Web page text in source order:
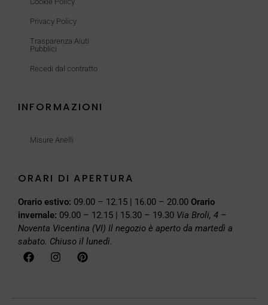
Privacy Policy
Trasparenza Aiuti
Pubblici
Recedi dal contratto
INFORMAZIONI
Misure Anelli
ORARI DI APERTURA
Orario estivo: 09.00 – 12.15 | 16.00 – 20.00 Orario
invernale: 09.00 – 12.15 | 15.30 – 19.30 Via Broli, 4 –
Noventa Vicentina (VI) Il negozio è aperto da martedì a
sabato. Chiuso il lunedì.